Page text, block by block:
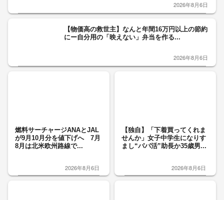
2026年8月6日
【物価高の救世主】なんと年間16万円以上の節約
にー自分用の「映えない」弁当を作る...
2026年8月6日
燃料サーチャージANAとJAL
が9月10月分を値下げへ 7月
8月は北米欧州路線で...
2026年8月6日
【独自】「下着買ってくれま
せんか」女子中学生になりす
まし“パパ活”助長か35歳男...
2026年8月6日